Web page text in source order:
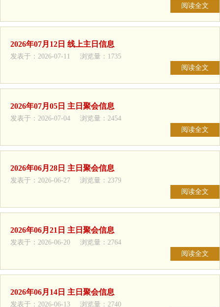
阅读全文
2026年07月12日 线上主日信息
发表于：2026-07-11 浏览量：1735
阅读全文
2026年07月05日 主日聚会信息
发表于：2026-07-04 浏览量：2454
阅读全文
2026年06月28日 主日聚会信息
发表于：2026-06-27 浏览量：2379
阅读全文
2026年06月21日 主日聚会信息
发表于：2026-06-20 浏览量：2764
阅读全文
2026年06月14日 主日聚会信息
发表于：2026-06-13 浏览量：2740